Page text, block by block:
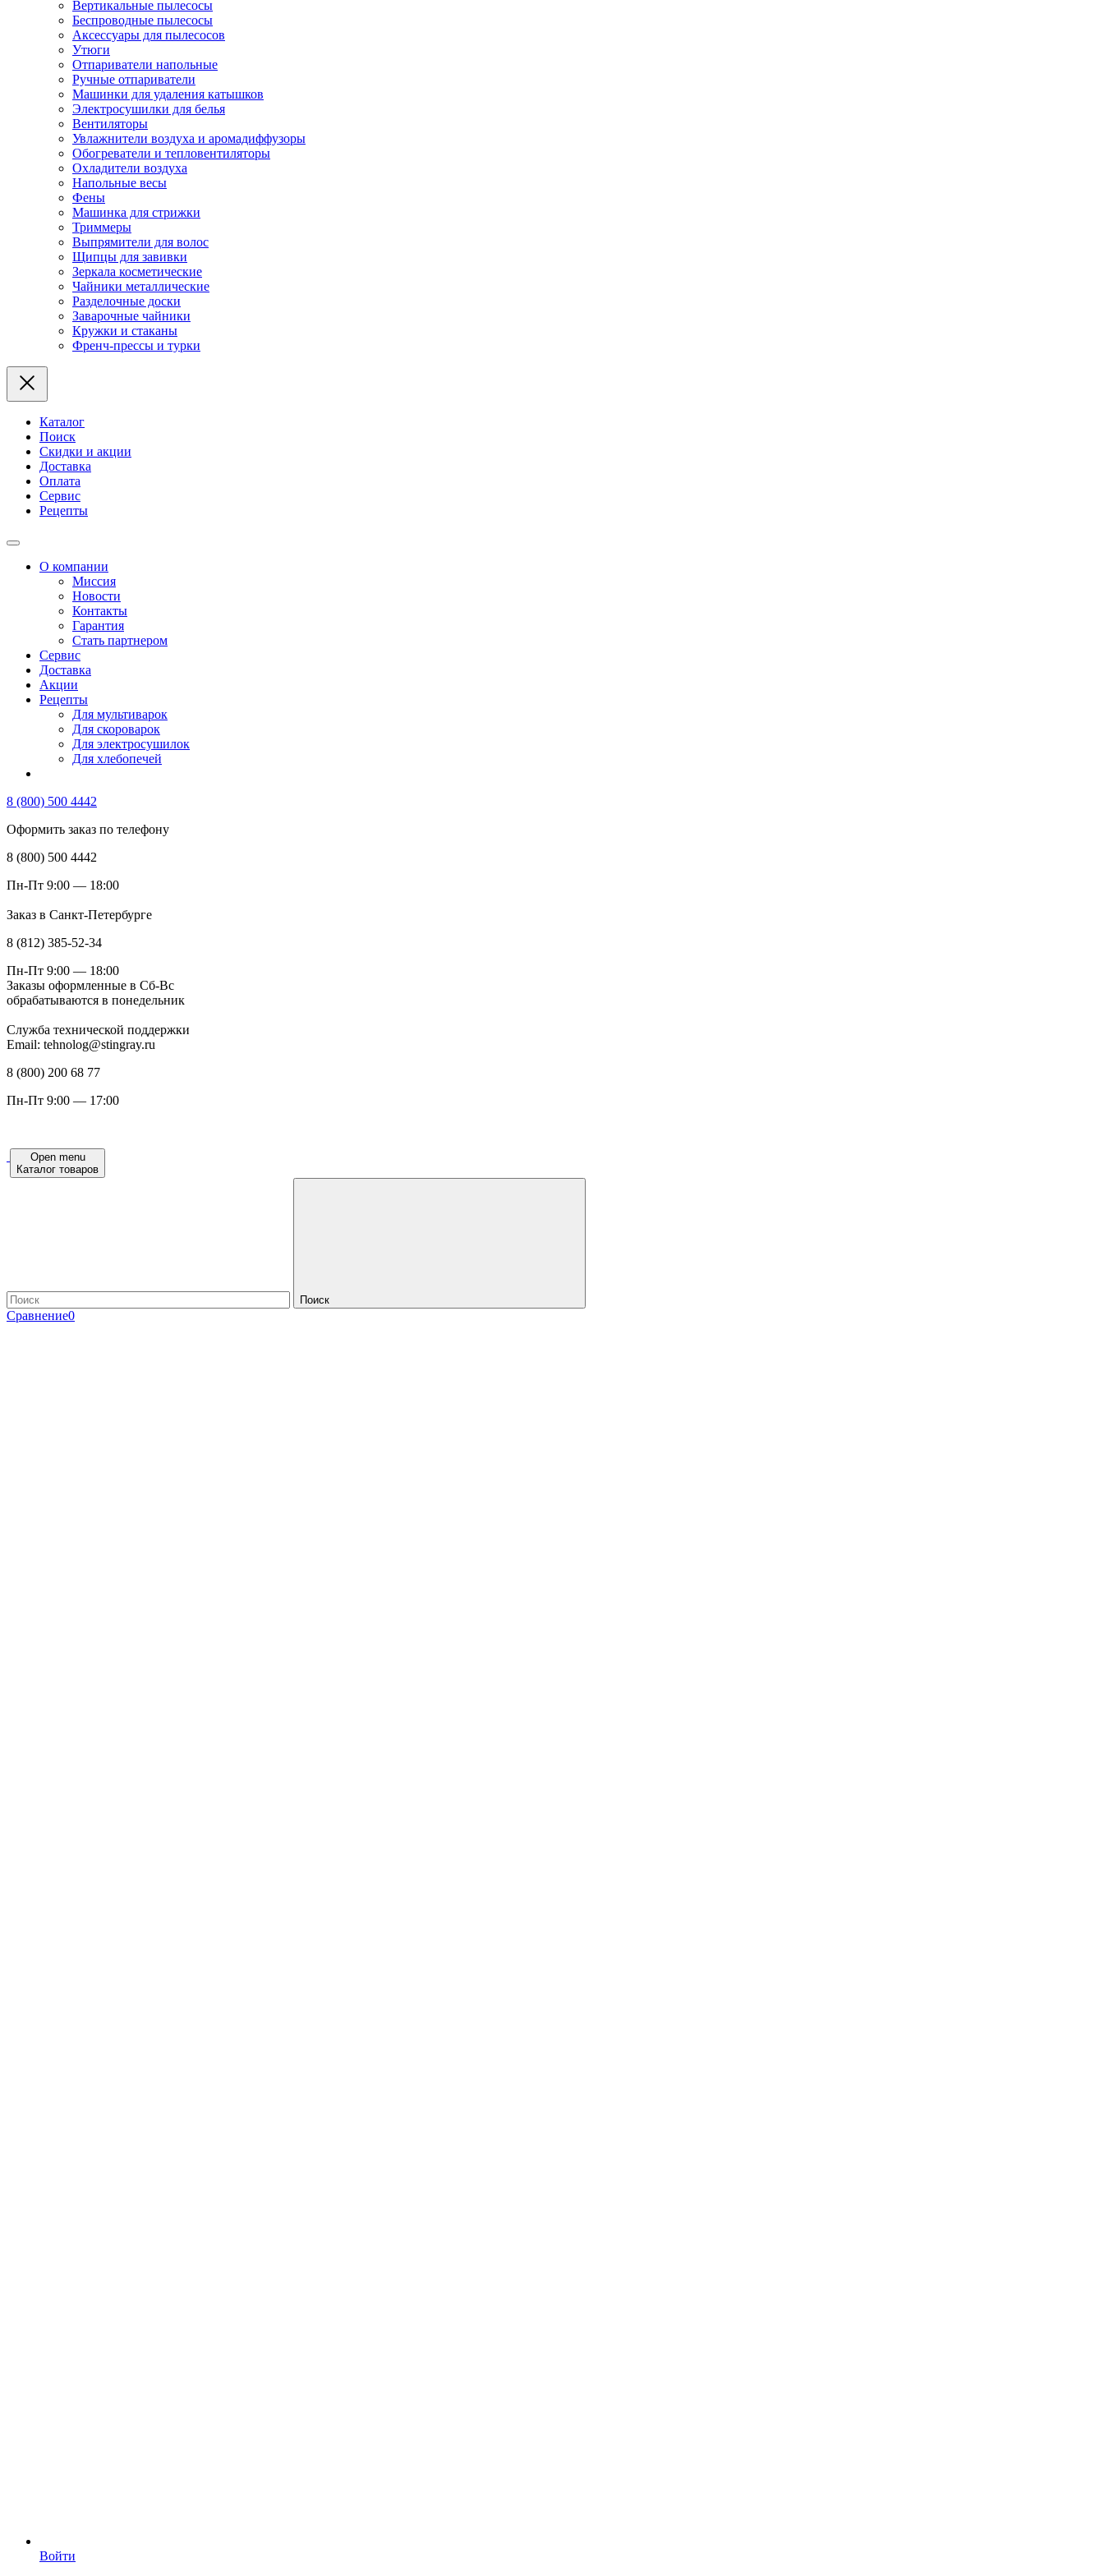
Вертикальные пылесосы
Беспроводные пылесосы
Аксессуары для пылесосов
Утюги
Отпариватели напольные
Ручные отпариватели
Машинки для удаления катышков
Электросушилки для белья
Вентиляторы
Увлажнители воздуха и аромадиффузоры
Обогреватели и тепловентиляторы
Охладители воздуха
Напольные весы
Фены
Машинка для стрижки
Триммеры
Выпрямители для волос
Щипцы для завивки
Зеркала косметические
Чайники металлические
Разделочные доски
Заварочные чайники
Кружки и стаканы
Френч-прессы и турки
Каталог
Поиск
Скидки и акции
Доставка
Оплата
Сервис
Рецепты
О компании
Миссия
Новости
Контакты
Гарантия
Стать партнером
Сервис
Доставка
Акции
Рецепты
Для мультиварок
Для скороварок
Для электросушилок
Для хлебопечей
8 (800) 500 4442
Оформить заказ по телефону
8 (800) 500 4442
Пн-Пт 9:00 — 18:00
Заказ в Санкт-Петербурге
8 (812) 385-52-34
Пн-Пт 9:00 — 18:00
Заказы оформленные в Сб-Вс
обрабатываются в понедельник
Служба технической поддержки
Email: tehnolog@stingray.ru
8 (800) 200 68 77
Пн-Пт 9:00 — 17:00
Open menu
Каталог товаров
Поиск
Сравнение0
Войти